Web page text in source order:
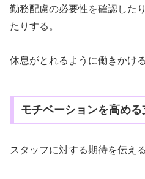
勤務配慮の必要性を確認した
たりする。
休息がとれるように働きかける
モチベーションを高める
スタッフに対する期待を伝える